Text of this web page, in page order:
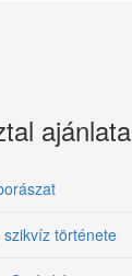
ajánlata
története